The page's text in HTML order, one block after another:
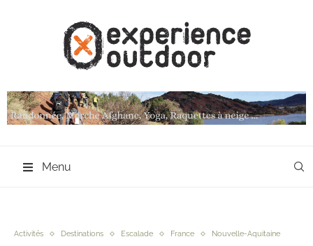
Menu
Activités Destinations Escalade France Nouvelle-Aquitaine